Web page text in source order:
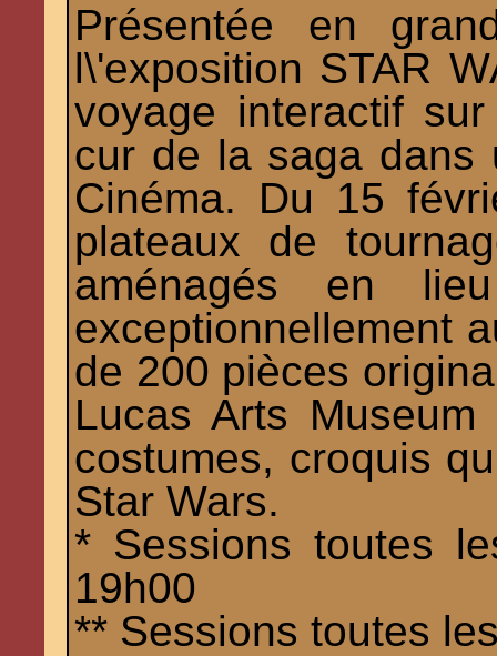
Présentée en
l\'exposition STAR
voyage interactif
cur de la saga
Cinéma. Du 15
plateaux de
aménagés en
exceptionnellement
de 200 pièces
Lucas Arts
costumes, croquis
Star Wars.
* Sessions toutes
19h00
** Sessions toutes